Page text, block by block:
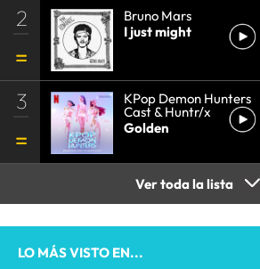
2
Bruno Mars
I just might
3 KPop Demon Hunters
Cast & Huntr/x
Golden
Ver toda la lista
LO MÁS VISTO EN...